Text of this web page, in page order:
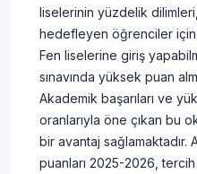
liselerinin yüzdelik
hedefleyen öğrenciler
Fen liselerine giriş
sınavında yüksek puan
Akademik başarıları ve
oranlarıyla öne çıkan bu
bir avantaj sağlamaktadır.
puanları 2025-2026,